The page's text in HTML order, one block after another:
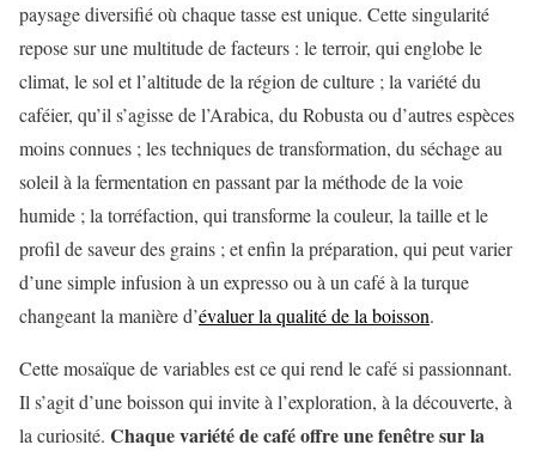
paysage diversifié où chaque tasse est unique. Cette singularité
repose sur une multitude de facteurs : le terroir, qui englobe le
climat, le sol et l’altitude de la région de culture ; la variété du
caféier, qu’il s’agisse de l’Arabica, du Robusta ou d’autres espèces
moins connues ; les techniques de transformation, du séchage au
soleil à la fermentation en passant par la méthode de la voie
humide ; la torréfaction, qui transforme la couleur, la taille et le
profil de saveur des grains ; et enfin la préparation, qui peut varier
d’une simple infusion à un expresso ou à un café à la turque
changeant la manière d’évaluer la qualité de la boisson.
Cette mosaïque de variables est ce qui rend le café si passionnant.
Il s’agit d’une boisson qui invite à l’exploration, à la découverte, à
la curiosité. Chaque variété de café offre une fenêtre sur la